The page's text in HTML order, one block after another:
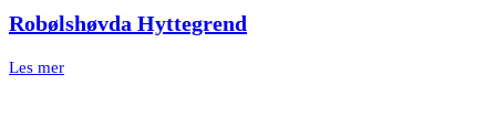
Robølshøvda Hyttegrend
Les mer